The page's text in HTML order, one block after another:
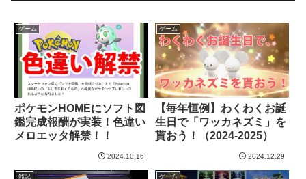
ゲーム
ポケモンHOMEにソフト図
鑑完成報酬が実装！色違い
メロエッタ解禁！！
2024.10.16
ゲーム
【毎年恒例】わくわくお誕
生日で「ワッカネズミ」を
貰おう！（2024-2025）
2024.12.29
雑記 ゲーム